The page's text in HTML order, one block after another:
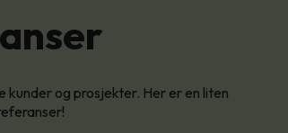
kunder og prosjekter. Her er en liten